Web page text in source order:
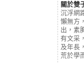
關於雙
沉浮網
懶無方
出，素
有文采
及年長
荒於學